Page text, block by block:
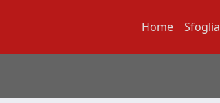
Home Sfoglia